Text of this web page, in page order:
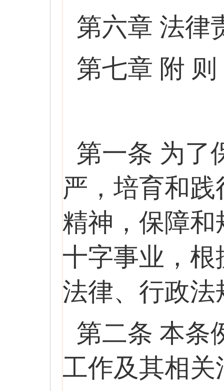
第六章 法律
第七章 附 则
第一条 为了
严，培育和
精神，保障
十字事业，
法律、行政
第二条 本条
工作及其相关